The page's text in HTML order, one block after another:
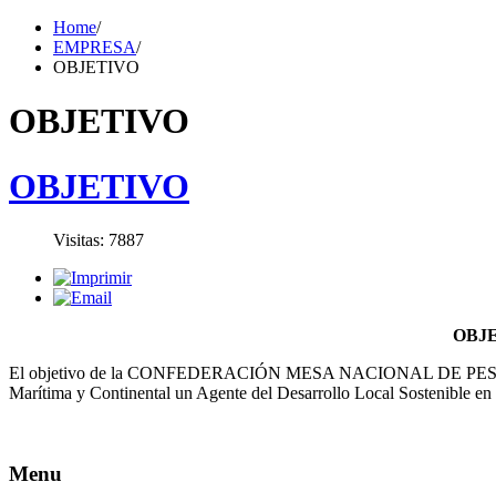
Home/
EMPRESA/
OBJETIVO
OBJETIVO
OBJETIVO
Visitas: 7887
El objetivo de la CONFEDERACIÓN MESA NACIONAL DE
Marítima y Continental un Agente del Desarrollo Local Sostenible
Menu